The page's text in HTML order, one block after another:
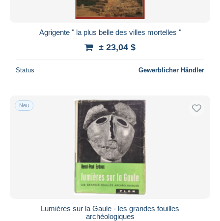
Agrigente " la plus belle des villes mortelles "
± 23,04 $
Status Gewerblicher Händler
Neu
Lumières sur la Gaule - les grandes fouilles
archéologiques